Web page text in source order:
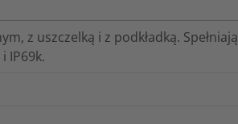
z uszczelką i z podkładką. Spełniają
IP69k.